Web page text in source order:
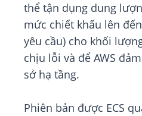
thể tận dụng dung
mức chiết khấu lên
yêu cầu) cho khối
chịu lỗi và để AWS
sở hạ tầng.
Phiên bản được ECS